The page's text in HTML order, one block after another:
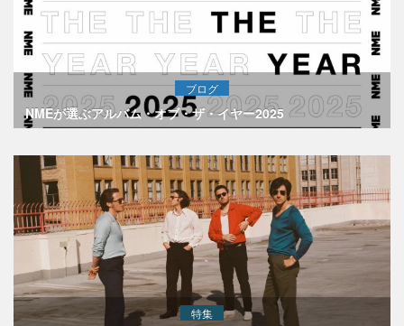
ブログ
NMEが選ぶアルバム・オブ・ザ・イヤー2025
特集